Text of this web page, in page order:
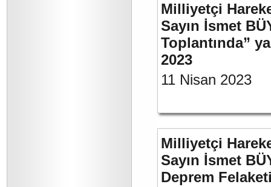
Milliyetçi
Sayın İsmet
Toplantında”
2023
11 Nisan 2023
Milliyetçi
Sayın İsmet
Deprem